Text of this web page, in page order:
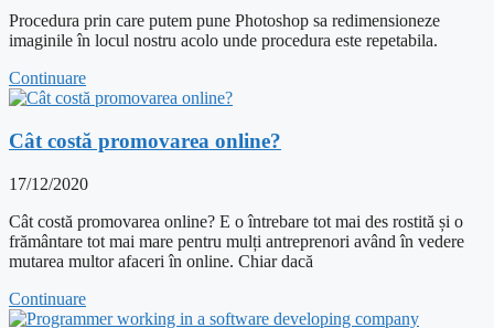
Procedura prin care putem pune Photoshop sa redimensioneze
imaginile în locul nostru acolo unde procedura este repetabila.
Continuare
Cât costă promovarea online?
17/12/2020
Cât costă promovarea online? E o întrebare tot mai des rostită și o
frământare tot mai mare pentru mulți antreprenori având în vedere
mutarea multor afaceri în online. Chiar dacă
Continuare